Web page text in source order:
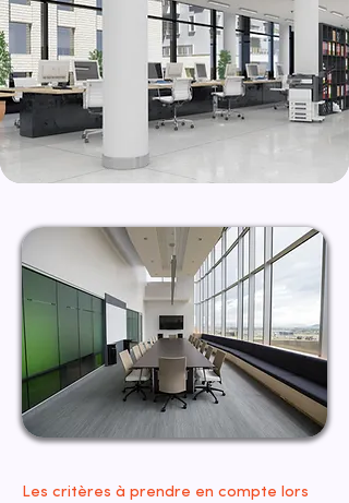
Les critères à prendre en compte lors